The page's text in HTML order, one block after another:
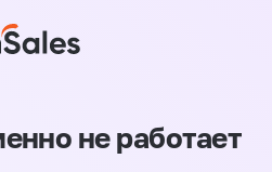
не работает